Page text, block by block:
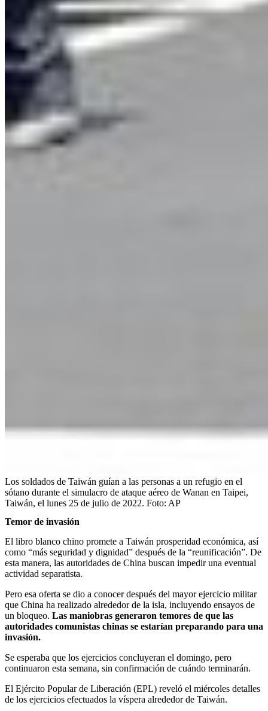
Los soldados de Taiwán guían a las personas a un refugio en el
sótano durante el simulacro de ataque aéreo de Wanan en Taipei,
Taiwán, el lunes 25 de julio de 2022. Foto: AP
Temor de invasión
El libro blanco chino promete a Taiwán prosperidad económica, así
como “más seguridad y dignidad” después de la “reunificación”. De
esta manera, las autoridades de China buscan impedir una eventual
actividad separatista.
Pero esa oferta se dio a conocer después del mayor ejercicio militar
que China ha realizado alrededor de la isla, incluyendo ensayos de
un bloqueo. Las maniobras generaron temores de que las
autoridades comunistas chinas se estarían preparando para una
invasión.
Se esperaba que los ejercicios concluyeran el domingo, pero
continuaron esta semana, sin confirmación de cuándo terminarán.
El Ejército Popular de Liberación (EPL) reveló el miércoles detalles
de los ejercicios efectuados la víspera alrededor de Taiwán.